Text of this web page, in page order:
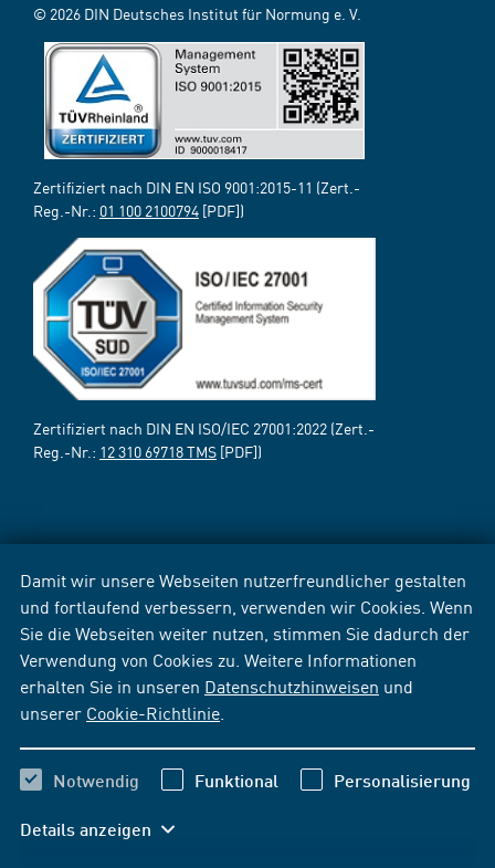
Damit wir unsere Webseiten nutzerfreundlicher gestalten
und fortlaufend verbessern, verwenden wir Cookies. Wenn
Sie die Webseiten weiter nutzen, stimmen Sie dadurch der
Verwendung von Cookies zu. Weitere Informationen
erhalten Sie in unseren Datenschutzhinweisen und
unserer Cookie-Richtlinie
Notwendig Funktional Personalisierung
Details anzeigen
© 2026 DIN Deutsches Institut für Normung e. V.
Zertifiziert nach DIN EN ISO 9001:2015-11 (Zert.-
Reg.-Nr.: 01 100 2100794 [PDF])
Zertifiziert nach DIN EN ISO/IEC 27001:2022 (Zert.-
Reg.-Nr.: 12 310 69718 TMS [PDF])